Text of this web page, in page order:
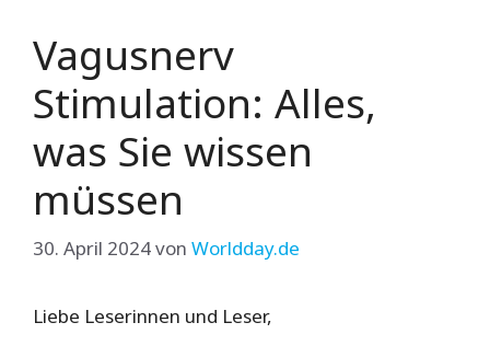
Vagusnerv
Stimulation: Alles,
was Sie wissen
müssen
30. April 2024von Worldday.de
Liebe Leserinnen und Leser,